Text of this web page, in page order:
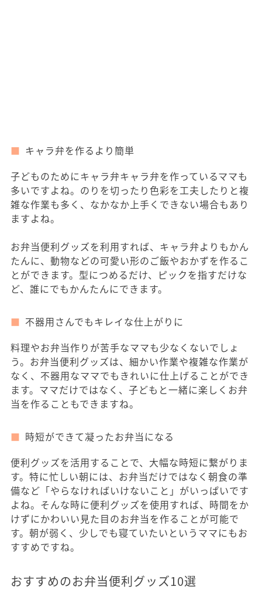
キャラ弁を作るより簡単
子どものためにキャラ弁キャラ弁を作っているママも
多いですよね。のりを切ったり色彩を工夫したりと複
雑な作業も多く、なかなか上手くできない場合もあり
ますよね。
お弁当便利グッズを利用すれば、キャラ弁よりもかん
たんに、動物などの可愛い形のご飯やおかずを作るこ
とができます。型につめるだけ、ピックを指すだけな
ど、誰にでもかんたんにできます。
不器用さんでもキレイな仕上がりに
料理やお弁当作りが苦手なママも少なくないでしょ
う。お弁当便利グッズは、細かい作業や複雑な作業が
なく、不器用なママでもきれいに仕上げることができ
ます。ママだけではなく、子どもと一緒に楽しくお弁
当を作ることもできますね。
時短ができて凝ったお弁当になる
便利グッズを活用することで、大幅な時短に繋がりま
す。特に忙しい朝には、お弁当だけではなく朝食の準
備など「やらなければいけないこと」がいっぱいです
よね。そんな時に便利グッズを使用すれば、時間をか
けずにかわいい見た目のお弁当を作ることが可能で
す。朝が弱く、少しでも寝ていたいというママにもお
すすめですね。
おすすめのお弁当便利グッズ10選